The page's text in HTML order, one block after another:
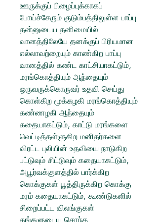
ஊருக்குப் பிழைப்புக்காகப்
போய்ச்சேரும் குடும்பத்திலுள்ள பாப்பு
தன்னுடைய தனிமையில்
வானத்திலேயே தனக்குப் பிரியமான
எல்லாவற்றையும் காண்கிற பாப்பு
வானத்தில் கண்ட காட்சியாகட்டும்,
மரங்கொத்தியும் ஆந்தையும்
ஒருவருக்கொருவர் உதவி செய்து
கொள்கிற மூக்கழகி மரங்கொத்தியும்
கண்ணழகி ஆந்தையும்
கதையாகட்டும், காட்டு மரங்களை
வெட்டித்தள்ளுகிற மனிதர்களை
விரட்ட புலியின் உதவியை நாடுகிற
பட்டுவும் சிட்டுவும் கதையாகட்டும்,
அபூர்வக்குளத்தில் பார்க்கிற
கொக்குகள் பூத்திருக்கிற கொக்கு
மரம் கதையாகட்டும், கூண்டுகளில்
சிறைப்பட்ட விலங்குகள்
தங்களுடைய சொந்த